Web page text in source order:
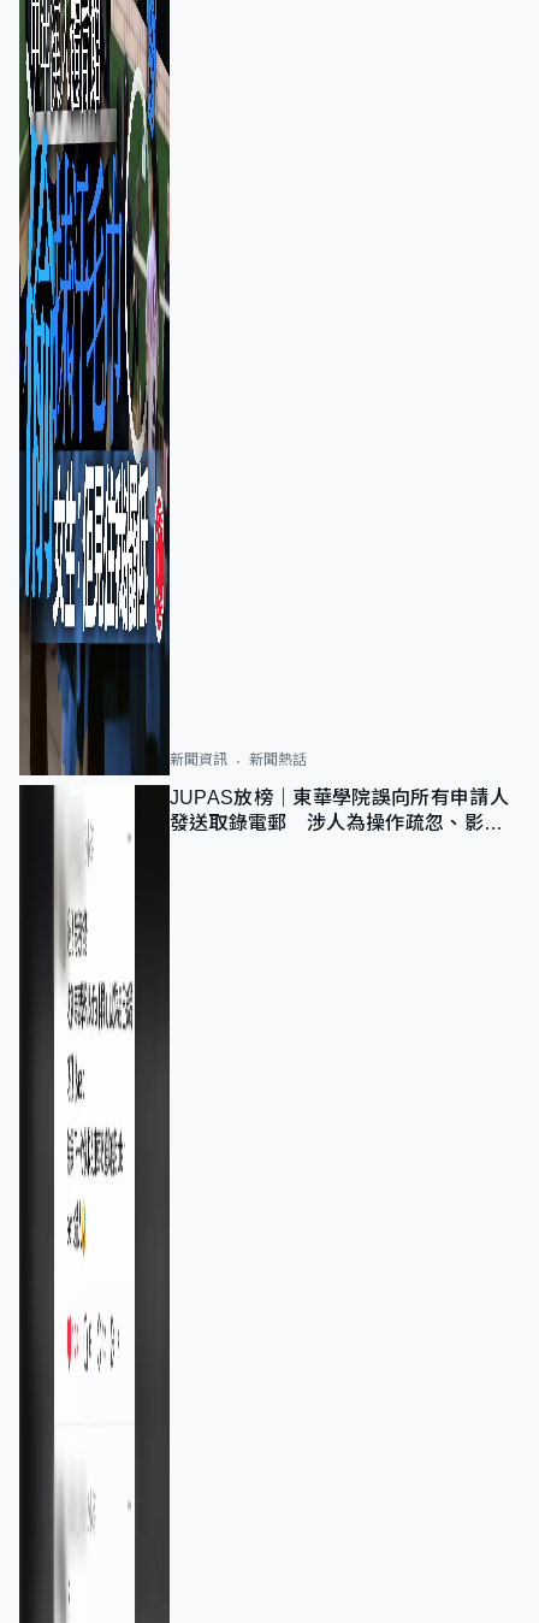
新聞資訊 新聞熱話
JUPAS放榜｜東華學院誤向所有申請人
發送取錄電郵 涉人為操作疏忽、影響